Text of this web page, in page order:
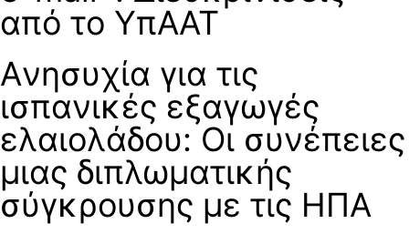
από το ΥπΑΑΤ
Aνησυχία για τις
ισπανικές εξαγωγές
ελαιολάδου: Οι συνέπειες
μιας διπλωματικής
σύγκρουσης με τις ΗΠΑ